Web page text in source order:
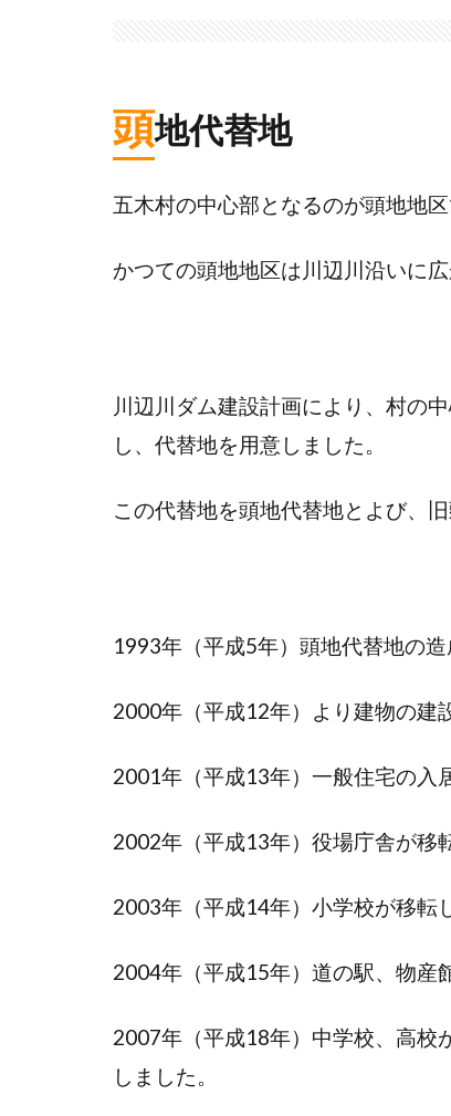
頭地代替地
五木村の中心部となるのが頭地地区
かつての頭地地区は川辺川沿いに広
川辺川ダム建設計画により、村の
し、代替地を用意しました。
この代替地を頭地代替地とよび、
1993年（平成5年）頭地代替地の造
2000年（平成12年）より建物の建
2001年（平成13年）一般住宅の入
2002年（平成13年）役場庁舎が移
2003年（平成14年）小学校が移転
2004年（平成15年）道の駅、物産
2007年（平成18年）中学校、高校
しました。